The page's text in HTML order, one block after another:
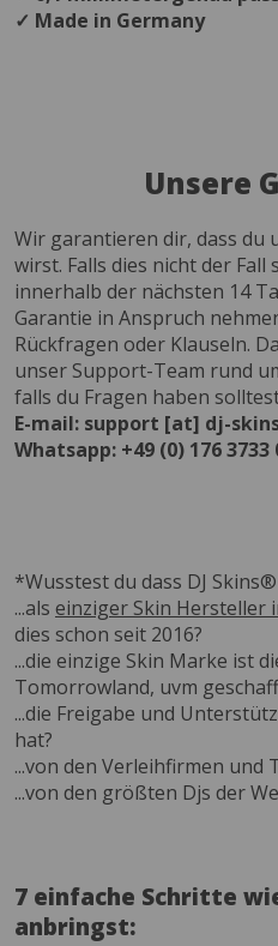
✓ Made in Germany
Unsere
Wir garantieren dir, dass du
wirst. Falls dies nicht der
innerhalb der nächsten 14
Garantie in Anspruch
Rückfragen oder Klauseln.
unser Support-Team rund
falls du Fragen haben
E-mail: support [at] dj-
Whatsapp: +49 (0) 176 3733
*Wusstest du dass DJ
...als einziger Skin Hersteller
dies schon seit 2016?
...die einzige Skin Marke ist
Tomorrowland, uvm
...die Freigabe und
hat?
...von den Verleihfirmen und
...von den größten Djs der
7 einfache Schritte
anbringst: